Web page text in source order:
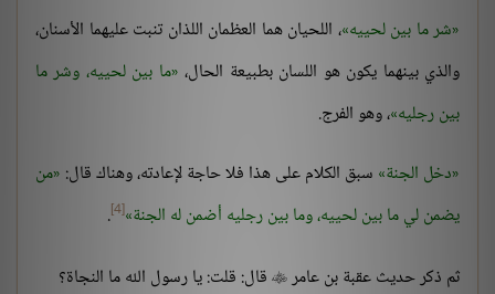
شر ما بين لحييه ، اللحيان هما العظمان اللذان تنبت عليهما الأسنان،
والذي بينهما يكون هو اللسان بطبيعة الحال، ما بين لحييه، وشر ما
بين رجليه ، وهو الفرج.
دخل الجنة سبق الكلام على هذا فلا حاجة لإعادته، وهناك قال: من
يضمن لي ما بين لحييه، وما بين رجليه أضمن له الجنة [4]
.
ثم ذكر حديث عقبة بن عامر  قال: قلت: يا رسول الله ما النجاة؟